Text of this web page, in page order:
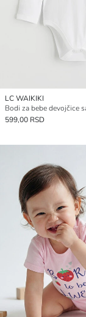
LC WAIKIKI
599,00 RSD